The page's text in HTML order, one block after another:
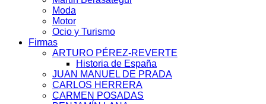
Moda
Motor
Ocio y Turismo
Firmas
ARTURO PÉREZ-REVERTE
Historia de España
JUAN MANUEL DE PRADA
CARLOS HERRERA
CARMEN POSADAS